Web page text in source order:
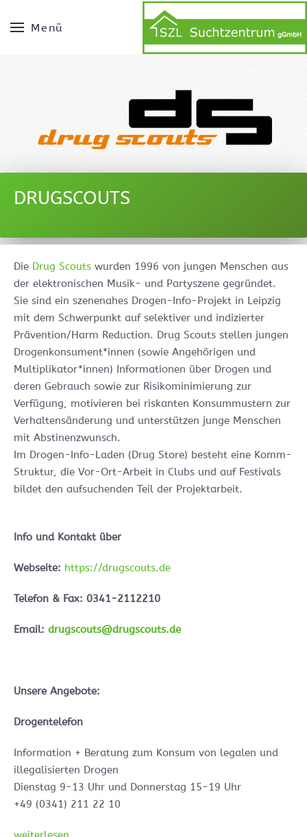
Menü
DRUGSCOUTS
Die Drug Scouts wurden 1996 von jungen Menschen aus
der elektronischen Musik- und Partyszene gegründet.
Sie sind ein szenenahes Drogen-Info-Projekt in Leipzig
mit dem Schwerpunkt auf selektiver und indizierter
Prävention/Harm Reduction. Drug Scouts stellen jungen
Drogenkonsument*innen (sowie Angehörigen und
Multiplikator*innen) Informationen über Drogen und
deren Gebrauch sowie zur Risikominimierung zur
Verfügung, motivieren bei riskanten Konsummustern zur
Verhaltensänderung und unterstützen junge Menschen
mit Abstinenzwunsch.
Im Drogen-Info-Laden (Drug Store) besteht eine Komm-
Struktur, die Vor-Ort-Arbeit in Clubs und auf Festivals
bildet den aufsuchenden Teil der Projektarbeit.
Info und Kontakt über
Webseite: https://drugscouts.de
Telefon & Fax: 0341-2112210
Email: drugscouts@drugscouts.de
Unsere Angebote:
Drogentelefon
Information + Beratung zum Konsum von legalen und
illegalisierten Drogen
Dienstag 9-13 Uhr und Donnerstag 15-19 Uhr
+49 (0341) 211 22 10